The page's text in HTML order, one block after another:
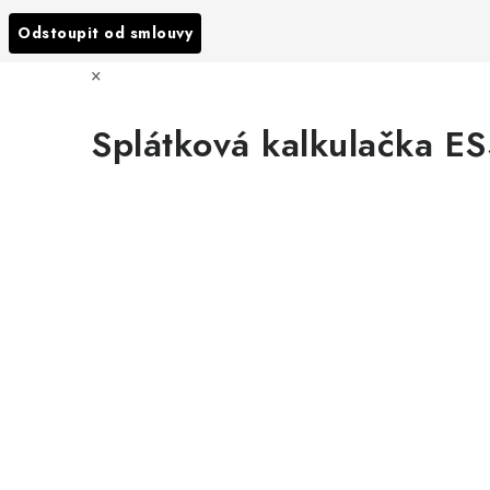
Odstoupit od smlouvy
×
Splátková kalkulačka